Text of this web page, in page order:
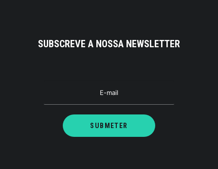
SUBSCREVE A NOSSA NEWSLETTER